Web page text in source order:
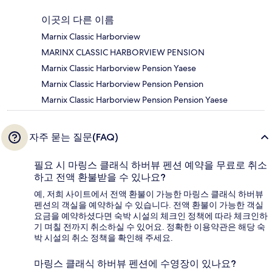
이곳의 다른 이름
Marnix Classic Harborview
MARINX CLASSIC HARBORVIEW PENSION
Marnix Classic Harborview Pension Yaese
Marnix Classic Harborview Pension Pension
Marnix Classic Harborview Pension Pension Yaese
자주 묻는 질문(FAQ)
필요 시 마링스 클래식 하버뷰 펜션 예약을 무료로 취소
하고 전액 환불받을 수 있나요?
예, 저희 사이트에서 전액 환불이 가능한 마링스 클래식 하버뷰
펜션의 객실을 예약하실 수 있습니다. 전액 환불이 가능한 객실
요금을 예약하셨다면 숙박 시설의 체크인 정책에 따라 체크인하
기 며칠 전까지 취소하실 수 있어요. 정확한 이용약관은 해당 숙
박 시설의 취소 정책을 확인해 주세요.
마링스 클래식 하버뷰 펜션에 수영장이 있나요?